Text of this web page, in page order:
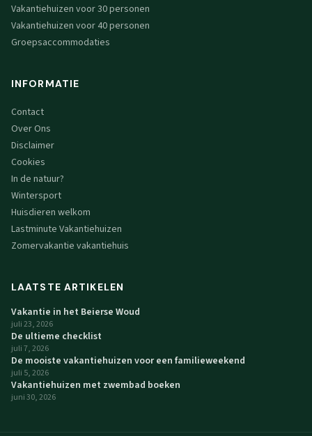
Vakantiehuizen voor 30 personen
Vakantiehuizen voor 40 personen
Groepsaccommodaties
INFORMATIE
Contact
Over Ons
Disclaimer
Cookies
In de natuur?
Wintersport
Huisdieren welkom
Lastminute Vakantiehuizen
Zomervakantie vakantiehuis
LAATSTE ARTIKELEN
Vakantie in het Beierse Woud
juli 23, 2026
De ultieme checklist
juli 7, 2026
De mooiste vakantiehuizen voor een familieweekend
juli 5, 2026
Vakantiehuizen met zwembad boeken
juni 30, 2026